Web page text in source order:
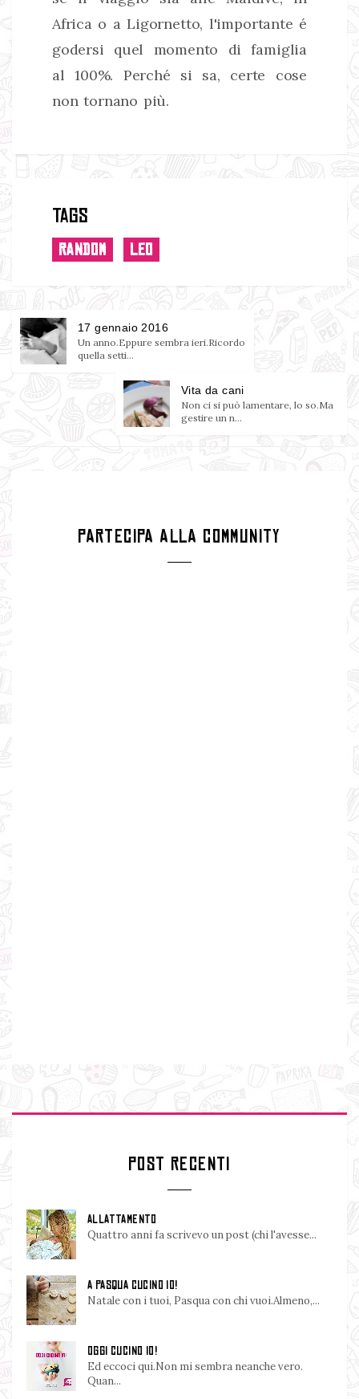
Africa o a Ligornetto, l'importante é
godersi quel momento di famiglia
al 100%. Perché si sa, certe cose
non tornano più.
Tags
RANDOM LEO
17 gennaio 2016
Un anno.Eppure sembra ieri.Ricordo
quella setti...
Vita da cani
Non ci si può lamentare, lo so.Ma
gestire un n...
PARTECIPA ALLA COMMUNITY
POST RECENTI
ALLATTAMENTO
Quattro anni fa scrivevo un post (chi l'avesse...
A PASQUA CUCINO IO!
Natale con i tuoi, Pasqua con chi vuoi.Almeno,...
OGGI CUCINO IO!
Ed eccoci qui.Non mi sembra neanche vero.
Quan...